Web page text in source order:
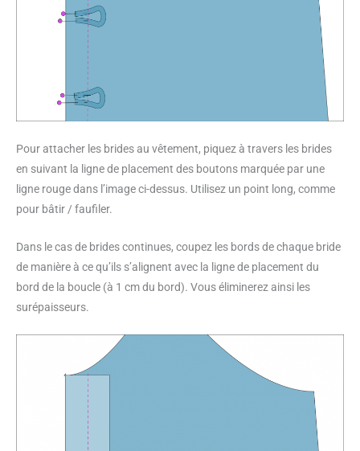
Pour attacher les brides au vêtement, piquez à travers les brides
en suivant la ligne de placement des boutons marquée par une
ligne rouge dans l’image ci-dessus. Utilisez un point long, comme
pour bâtir / faufiler.
Dans le cas de brides continues, coupez les bords de chaque bride
de manière à ce qu’ils s’alignent avec la ligne de placement du
bord de la boucle (à 1 cm du bord). Vous éliminerez ainsi les
surépaisseurs.